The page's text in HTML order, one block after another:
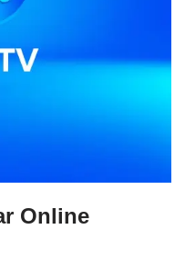
Online